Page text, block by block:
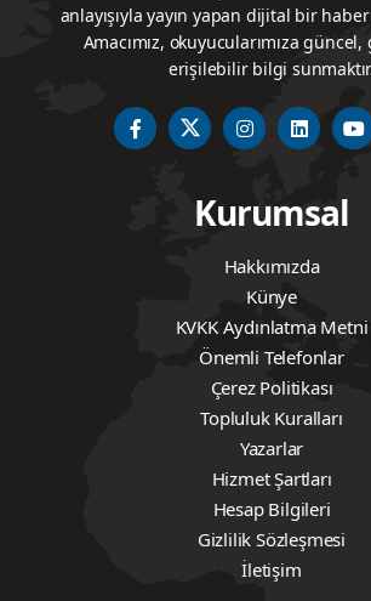
anlayışıyla yayın yapan dijital bir
Amacımız, okuyucularımıza
erişilebilir bilgi
Kurumsal
Hakkımızda
Künye
KVKK Aydınlatma Metni
Önemli Telefonlar
Çerez Politikası
Topluluk Kuralları
Yazarlar
Hizmet Şartları
Hesap Bilgileri
Gizlilik Sözleşmesi
İletişim